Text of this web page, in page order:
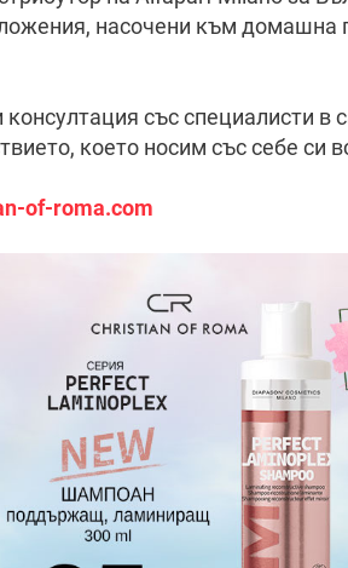
насочени към домашна
със специалисти в
което носим със себе си
of-roma.com